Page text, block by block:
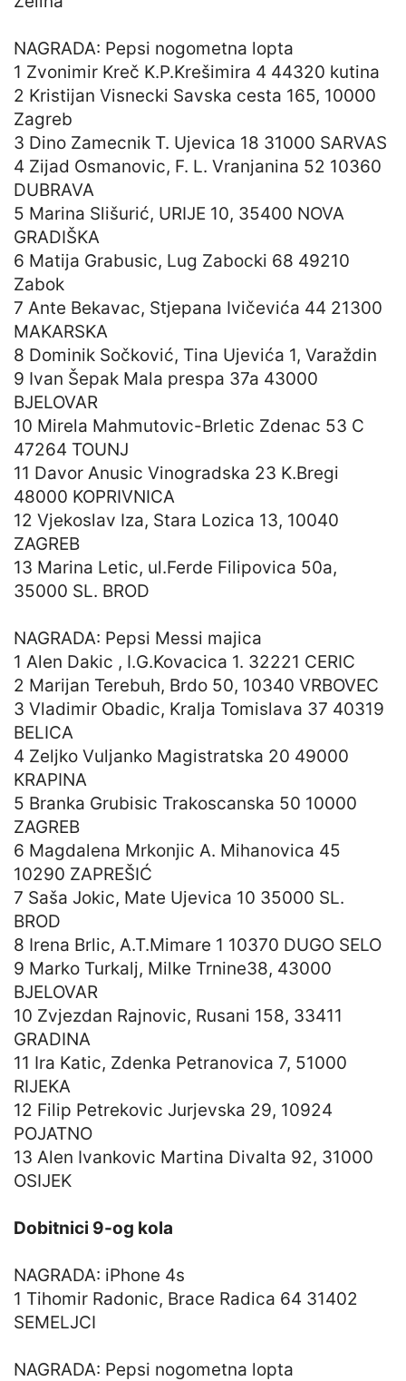
NAGRADA: Pepsi nogometna lopta
1 Zvonimir Kreč K.P.Krešimira 4 44320 kutina
2 Kristijan Visnecki Savska cesta 165, 10000
Zagreb
3 Dino Zamecnik T. Ujevica 18 31000 SARVAS
4 Zijad Osmanovic, F. L. Vranjanina 52 10360
DUBRAVA
5 Marina Slišurić, URIJE 10, 35400 NOVA
GRADIŠKA
6 Matija Grabusic, Lug Zabocki 68 49210
Zabok
7 Ante Bekavac, Stjepana Ivičevića 44 21300
MAKARSKA
8 Dominik Sočković, Tina Ujevića 1, Varaždin
9 Ivan Šepak Mala prespa 37a 43000
BJELOVAR
10 Mirela Mahmutovic-Brletic Zdenac 53 C
47264 TOUNJ
11 Davor Anusic Vinogradska 23 K.Bregi
48000 KOPRIVNICA
12 Vjekoslav Iza, Stara Lozica 13, 10040
ZAGREB
13 Marina Letic, ul.Ferde Filipovica 50a,
35000 SL. BROD
NAGRADA: Pepsi Messi majica
1 Alen Dakic , I.G.Kovacica 1. 32221 CERIC
2 Marijan Terebuh, Brdo 50, 10340 VRBOVEC
3 Vladimir Obadic, Kralja Tomislava 37 40319
BELICA
4 Zeljko Vuljanko Magistratska 20 49000
KRAPINA
5 Branka Grubisic Trakoscanska 50 10000
ZAGREB
6 Magdalena Mrkonjic A. Mihanovica 45
10290 ZAPREŠIĆ
7 Saša Jokic, Mate Ujevica 10 35000 SL.
BROD
8 Irena Brlic, A.T.Mimare 1 10370 DUGO SELO
9 Marko Turkalj, Milke Trnine38, 43000
BJELOVAR
10 Zvjezdan Rajnovic, Rusani 158, 33411
GRADINA
11 Ira Katic, Zdenka Petranovica 7, 51000
RIJEKA
12 Filip Petrekovic Jurjevska 29, 10924
POJATNO
13 Alen Ivankovic Martina Divalta 92, 31000
OSIJEK
Dobitnici 9-og kola
NAGRADA: iPhone 4s
1 Tihomir Radonic, Brace Radica 64 31402
SEMELJCI
NAGRADA: Pepsi nogometna lopta